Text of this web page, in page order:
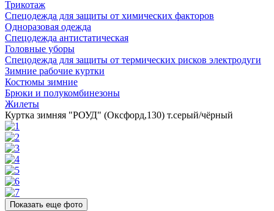
Трикотаж
Спецодежда для защиты от химических факторов
Одноразовая одежда
Спецодежда антистатическая
Головные уборы
Спецодежда для защиты от термических рисков электродуги
Зимние рабочие куртки
Костюмы зимние
Брюки и полукомбинезоны
Жилеты
Куртка зимняя "РОУД" (Оксфорд,130) т.серый/чёрный
Показать еще фото